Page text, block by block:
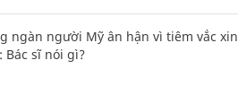
ngàn người Mỹ ân hận vì tiêm vắc xin
Bác sĩ nói gì?